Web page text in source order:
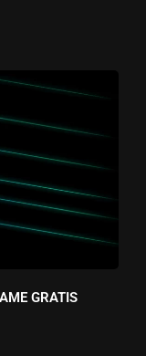
GRATIS